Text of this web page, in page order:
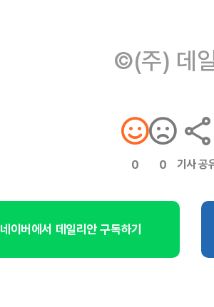
©(주) 데
0 0 기사 공
네이버에서 데일리안 구독하기